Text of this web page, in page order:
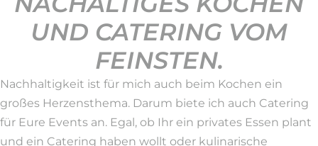
UND CATERING VOM
FEINSTEN.
Nachhaltigkeit ist für mich auch beim Kochen ein
großes Herzensthema. Darum biete ich auch Catering
für Eure Events an. Egal, ob Ihr ein privates Essen plant
und ein Catering haben wollt oder kulinarische